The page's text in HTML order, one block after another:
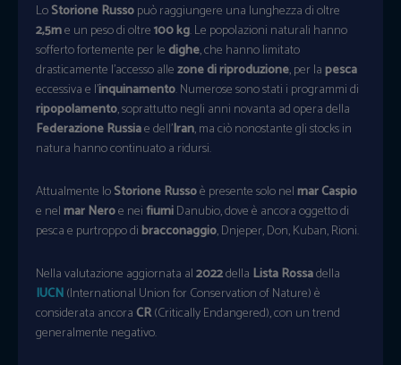
LoStorione Russopuò raggiungere una lunghezza di oltre
2,5me un peso di oltre100 kg. Le popolazioni naturali hanno
sofferto fortemente per ledighe, che hanno limitato
drasticamente l’accesso allezone di riproduzione, per lapesca
eccessiva e l’inquinamento. Numerose sono stati i programmi di
ripopolamento, soprattutto negli anni novanta ad opera della
Federazione Russiae dell’Iran, ma ciò nonostante gli stocks in
natura hanno continuato a ridursi.
Attualmente loStorione Russoè presente solo nelmar Caspio
e nelmar Neroe neifiumiDanubio, dove è ancora oggetto di
pesca e purtroppo dibracconaggio, Dnjeper, Don, Kuban, Rioni.
Nella valutazione aggiornata al2022della Lista Rossadella
IUCN(International Union for Conservation of Nature) è
considerata ancoraCR(Critically Endangered), con un trend
generalmente negativo.